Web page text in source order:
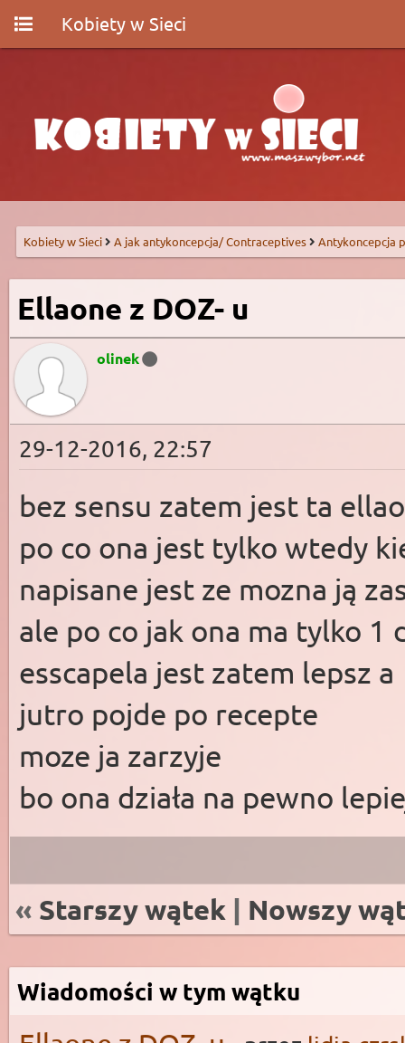
Kobiety w Sieci
Kobiety w Sieci A jak antykoncepcja/ Contraceptives Antykoncepcja
Ellaone z DOZ- u
olinek
29-12-2016, 22:57
bez sensu zatem jest ta
po co ona jest tylko wtedy
napisane jest ze mozna ją
ale po co jak ona ma tylko 1
esscapela jest zatem lepsz a
jutro pojde po recepte
moze ja zarzyje
bo ona działa na pewno
« Starszy wątek | Nowszy
Wiadomości w tym wątku